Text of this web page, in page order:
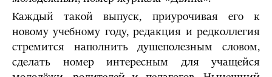
Каждый такой выпуск, приурочивая его к
новому учебному году, редакция и редколлегия
стремится наполнить душеполезным словом,
сделать номер интересным для учащейся